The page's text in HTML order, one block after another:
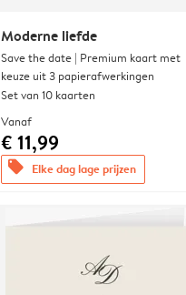
Moderne liefde
Save the date | Premium kaart met
keuze uit 3 papierafwerkingen
Set van 10 kaarten
Vanaf
€ 11,99
offers Elke dag lage prijzen